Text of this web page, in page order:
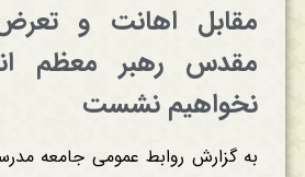
مقابل اهانت و
مقدس رهبر معظم
نخواهیم نشست
به گزارش روابط عمومی جامعه